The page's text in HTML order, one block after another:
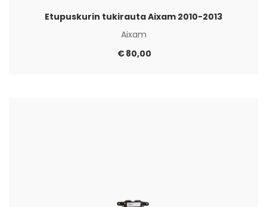
Etupuskurin tukirauta Aixam 2010-2013
Aixam
€80,00